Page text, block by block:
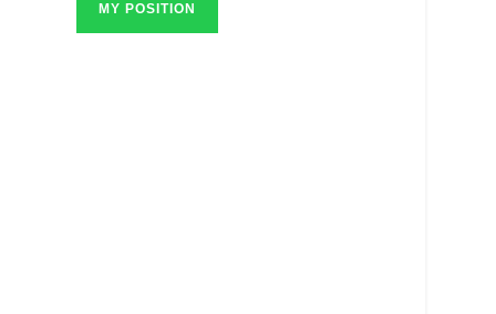
MY POSITION